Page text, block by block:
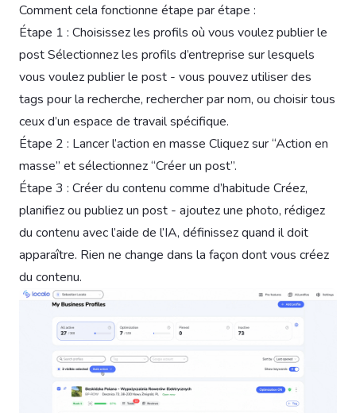
Comment cela fonctionne étape par étape :
Étape 1 : Choisissez les profils où vous voulez publier le
post Sélectionnez les profils d’entreprise sur lesquels
vous voulez publier le post - vous pouvez utiliser des
tags pour la recherche, rechercher par nom, ou choisir tous
ceux d’un espace de travail spécifique.
Étape 2 : Lancer l’action en masse Cliquez sur “Action en
masse” et sélectionnez “Créer un post”.
Étape 3 : Créer du contenu comme d’habitude Créez,
planifiez ou publiez un post - ajoutez une photo, rédigez
du contenu avec l’aide de l’IA, définissez quand il doit
apparaître. Rien ne change dans la façon dont vous créez
du contenu.